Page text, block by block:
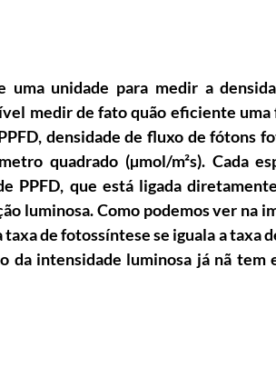
unidade para medir a
medir de fato quão eficiente uma
densidade de fluxo de fótons
quadrado (µmol/m²s). Cada
PPFD, que está ligada
luminosa. Como podemos ver na
de fotossíntese se iguala a taxa
da intensidade luminosa já nã tem